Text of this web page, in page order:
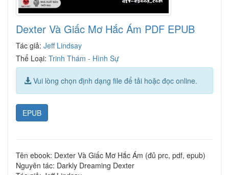
Dexter Và Giấc Mơ Hắc Ám PDF EPUB
Tác giả: Jeff Lindsay
Thể Loại: Trinh Thám - Hình Sự
Vui lòng chọn định dạng file để tải hoặc đọc online.
EPUB
Tên ebook: Dexter Và Giấc Mơ Hắc Ám (đủ prc, pdf, epub)
Nguyên tác: Darkly Dreaming Dexter